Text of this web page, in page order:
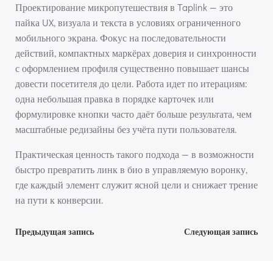
Проектирование микропутешествия в Taplink — это
пайка UX, визуала и текста в условиях ограниченного
мобильного экрана. Фокус на последовательности
действий, компактных маркёрах доверия и синхронности
с оформлением профиля существенно повышает шансы
довести посетителя до цели. Работа идет по итерациям:
одна небольшая правка в порядке карточек или
формулировке кнопки часто даёт больше результата, чем
масштабные редизайны без учёта пути пользователя.
Практическая ценность такого подхода — в возможности
быстро превратить линк в био в управляемую воронку,
где каждый элемент служит ясной цели и снижает трение
на пути к конверсии.
Навигация
Предыдущая запись
Навигация
Следующая запись